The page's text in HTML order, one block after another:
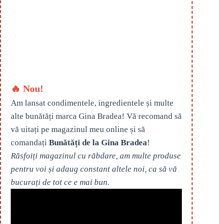
🔥 Nou!
Am lansat condimentele, ingredientele și multe
alte bunătăți marca Gina Bradea! Vă recomand să
vă uitați pe magazinul meu online și să
comandați Bunătăți de la Gina Bradea!
Răsfoiți magazinul cu răbdare, am multe produse
pentru voi și adaug constant altele noi, ca să vă
bucurați de tot ce e mai bun.